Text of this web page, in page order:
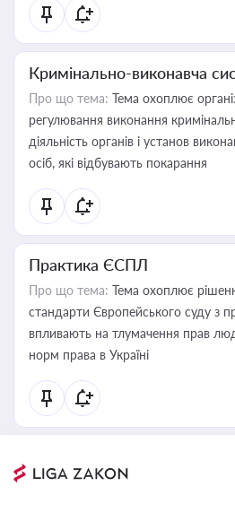
Кримінально-виконавча
Про що тема: Тема охоплює
регулювання виконання
діяльність органів і установ
осіб, які відбувають покарання
Практика ЄСПЛ
Про що тема: Тема охоплює
стандарти Європейського суду з
впливають на тлумачення прав
норм права в Україні